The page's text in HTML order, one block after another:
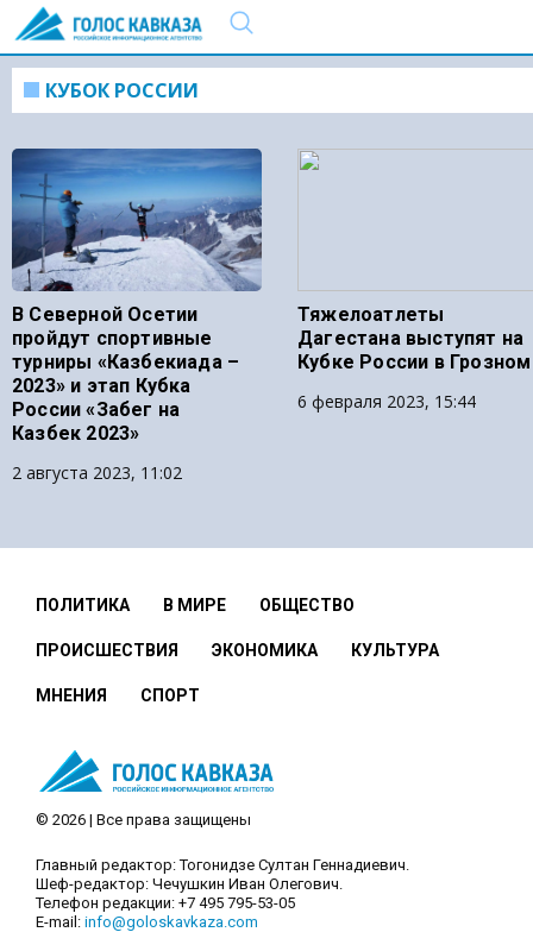
КУБОК РОССИИ
В Северной Осетии
пройдут спортивные
турниры «Казбекиада –
2023» и этап Кубка
России «Забег на
Казбек 2023»
2 августа 2023, 11:02
Тяжелоатлеты
Дагестана выступят на
Кубке России в Грозном
6 февраля 2023, 15:44
ПОЛИТИКА В МИРЕ ОБЩЕСТВО
ПРОИСШЕСТВИЯ ЭКОНОМИКА КУЛЬТУРА
МНЕНИЯ СПОРТ
© 2026 | Все права защищены
Главный редактор: Тогонидзе Султан Геннадиевич.
Шеф-редактор: Чечушкин Иван Олегович.
Телефон редакции: +7 495 795-53-05
E-mail: info@goloskavkaza.com